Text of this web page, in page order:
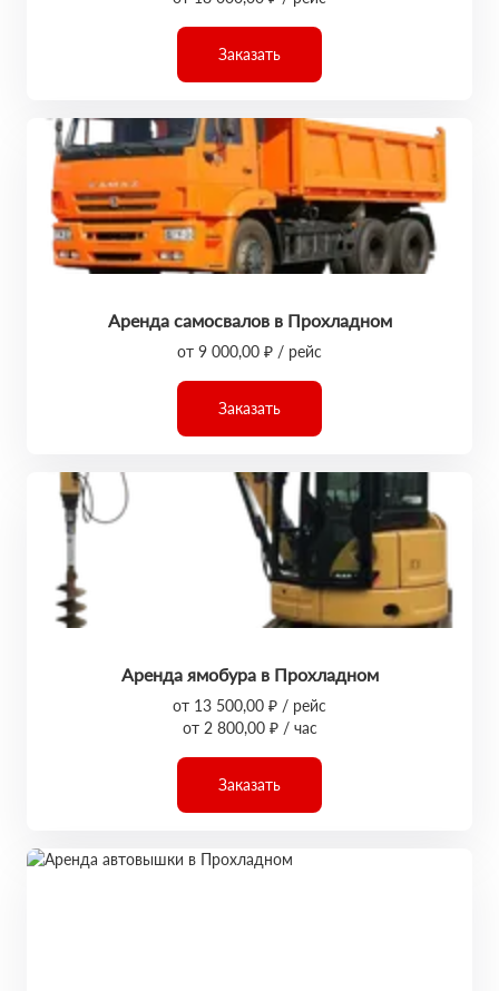
Заказать
Аренда самосвалов в Прохладном
от 9 000,00 ₽ / рейс
Заказать
Аренда ямобура в Прохладном
от 13 500,00 ₽ / рейс
от 2 800,00 ₽ / час
Заказать